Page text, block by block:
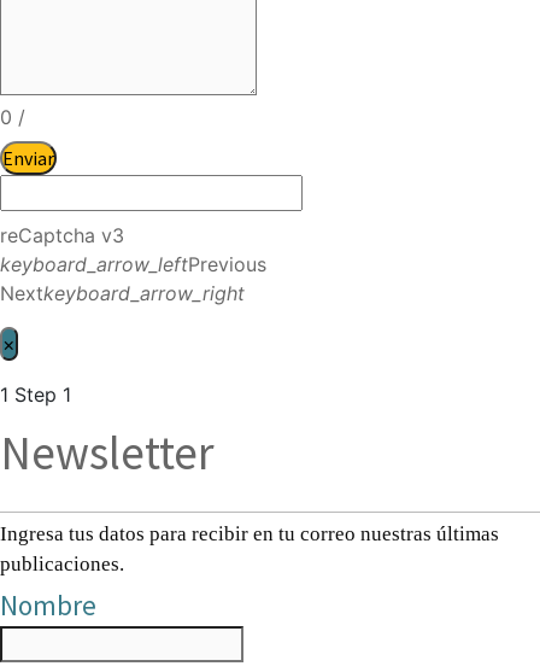
0 /
Enviar
reCaptcha v3
keyboard_arrow_leftPrevious
Nextkeyboard_arrow_right
×
1 Step 1
Newsletter
Ingresa tus datos para recibir en tu correo nuestras últimas
publicaciones.
Nombre